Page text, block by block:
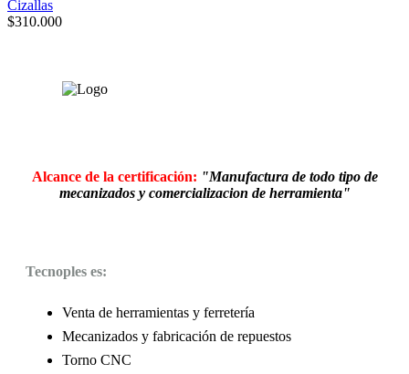
Cizallas
$310.000
Alcance de la certificación: "Manufactura de todo tipo de
mecanizados y comercializacion de herramienta"
Tecnoples es:
Venta de herramientas y ferretería
Mecanizados y fabricación de repuestos
Torno CNC